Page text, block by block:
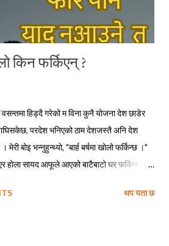
किन फर्किएन् ?
हिड्दै गरेको म विना कुनै योजना देश छाडेर
परदेश भनिएको ठाम देशजस्तै अनि देश
बोइ भन्नुहुन्थ्यो, "बार्ह बर्षमा खोलो फर्किन्छ ।"
होला सायद आफूले आएको बाटैबाटो घर फर्किन
खोलो कसरी फर्किन्छ ? सिकाइमाग्दो हुँ फर्किने
थप यता छ